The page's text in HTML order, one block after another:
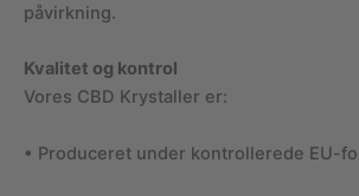
påvirkning.
Kvalitet og kontrol
Vores CBD Krystaller er:
• Produceret under kontrollerede EU-